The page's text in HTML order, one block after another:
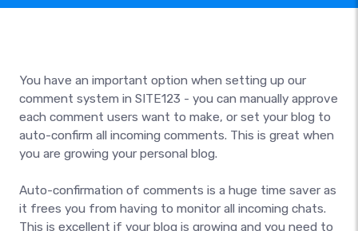
You have an important option when setting up our
comment system in SITE123 - you can manually approve
each comment users want to make, or set your blog to
auto-confirm all incoming comments. This is great when
you are growing your personal blog.
Auto-confirmation of comments is a huge time saver as
it frees you from having to monitor all incoming chats.
This is excellent if your blog is growing and you need to